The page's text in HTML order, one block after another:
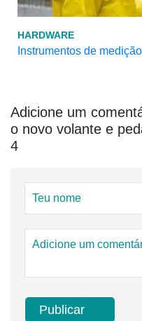
HARDWARE
Instrumentos de
Adicione um
o novo volante e
4